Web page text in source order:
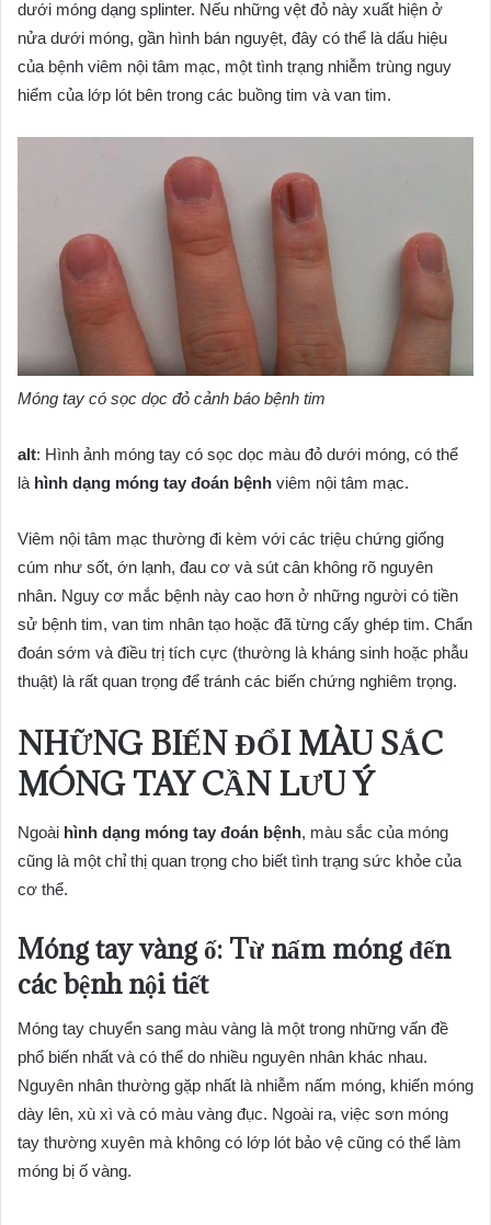
dưới móng dạng splinter. Nếu những vệt đỏ này xuất hiện ở
nửa dưới móng, gần hình bán nguyệt, đây có thể là dấu hiệu
của bệnh viêm nội tâm mạc, một tình trạng nhiễm trùng nguy
hiểm của lớp lót bên trong các buồng tim và van tim.
Móng tay có sọc dọc đỏ cảnh báo bệnh tim
alt: Hình ảnh móng tay có sọc dọc màu đỏ dưới móng, có thể
là hình dạng móng tay đoán bệnh viêm nội tâm mạc.
Viêm nội tâm mạc thường đi kèm với các triệu chứng giống
cúm như sốt, ớn lạnh, đau cơ và sút cân không rõ nguyên
nhân. Nguy cơ mắc bệnh này cao hơn ở những người có tiền
sử bệnh tim, van tim nhân tạo hoặc đã từng cấy ghép tim. Chẩn
đoán sớm và điều trị tích cực (thường là kháng sinh hoặc phẫu
thuật) là rất quan trọng để tránh các biến chứng nghiêm trọng.
NHỮNG BIẾN ĐỔI MÀU SẮC
MÓNG TAY CẦN LƯU Ý
Ngoài hình dạng móng tay đoán bệnh, màu sắc của móng
cũng là một chỉ thị quan trọng cho biết tình trạng sức khỏe của
cơ thể.
Móng tay vàng ố: Từ nấm móng đến
các bệnh nội tiết
Móng tay chuyển sang màu vàng là một trong những vấn đề
phổ biến nhất và có thể do nhiều nguyên nhân khác nhau.
Nguyên nhân thường gặp nhất là nhiễm nấm móng, khiến móng
dày lên, xù xì và có màu vàng đục. Ngoài ra, việc sơn móng
tay thường xuyên mà không có lớp lót bảo vệ cũng có thể làm
móng bị ố vàng.